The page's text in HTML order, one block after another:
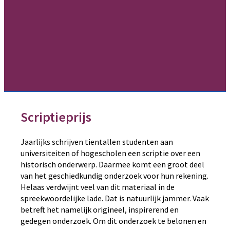
Scriptieprijs
Jaarlijks schrijven tientallen studenten aan
universiteiten of hogescholen een scriptie over een
historisch onderwerp. Daarmee komt een groot deel
van het geschiedkundig onderzoek voor hun rekening.
Helaas verdwijnt veel van dit materiaal in de
spreekwoordelijke lade. Dat is natuurlijk jammer. Vaak
betreft het namelijk origineel, inspirerend en
gedegen onderzoek. Om dit onderzoek te belonen en